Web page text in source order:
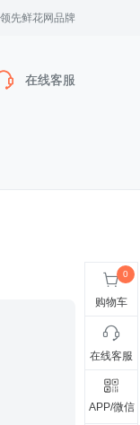
先鲜花网品牌
在线客服
在线客服
购物车
在线客服
APP/微信